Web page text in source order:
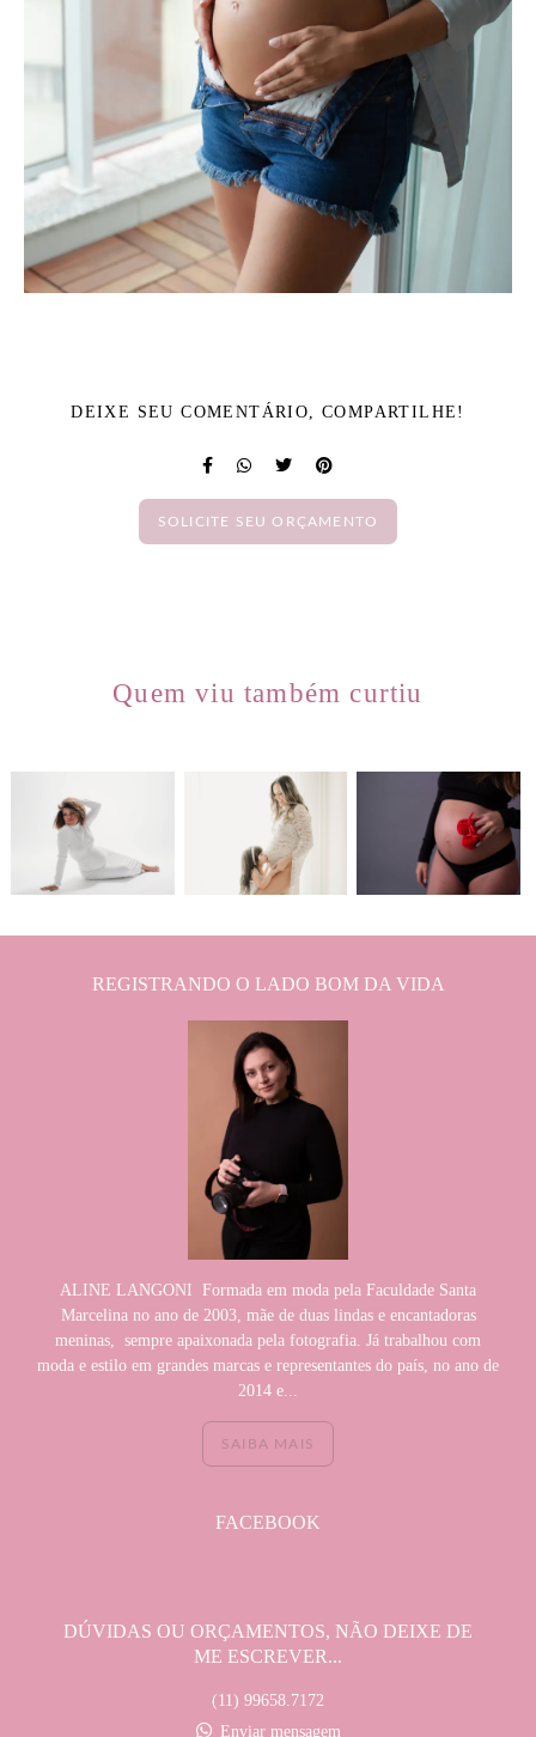
DEIXE SEU COMENTÁRIO, COMPARTILHE!
SOLICITE SEU ORÇAMENTO
Quem viu também curtiu
420 0 673 1327 0
REGISTRANDO O LADO BOM DA VIDA
ALINE LANGONI Formada em moda pela Faculdade Santa
Marcelina no ano de 2003, mãe de duas lindas e encantadoras
meninas, sempre apaixonada pela fotografia. Já trabalhou com
moda e estilo em grandes marcas e representantes do país, no ano de
2014 e...
SAIBA MAIS
FACEBOOK
DÚVIDAS OU ORÇAMENTOS, NÃO DEIXE DE
ME ESCREVER...
(11) 99658.7172
Enviar mensagem